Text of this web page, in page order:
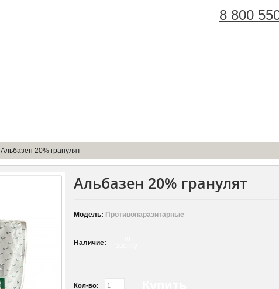
8 800
Альбазен 20% гранулят
Альбазен 20% гранулят
Модель: Противопаразитарные
Наличие:
Кол-во: